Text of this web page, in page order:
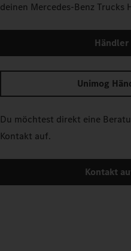
deinen Mercedes‑Benz Trucks
Unimog
Du möchtest direkt eine
Kontakt auf.
Kontakt